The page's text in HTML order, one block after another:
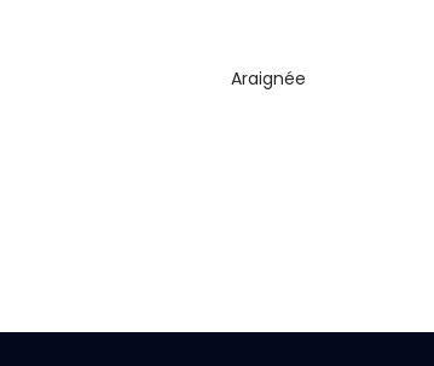
Araignée